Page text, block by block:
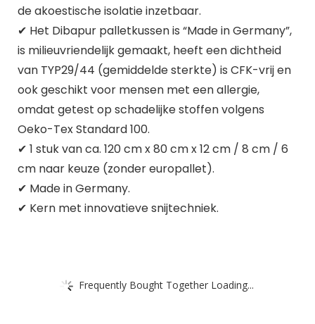
de akoestische isolatie inzetbaar.
✔ Het Dibapur palletkussen is “Made in Germany”,
is milieuvriendelijk gemaakt, heeft een dichtheid
van TYP29/44 (gemiddelde sterkte) is CFK-vrij en
ook geschikt voor mensen met een allergie,
omdat getest op schadelijke stoffen volgens
Oeko-Tex Standard 100.
✔ 1 stuk van ca. 120 cm x 80 cm x 12 cm / 8 cm / 6
cm naar keuze (zonder europallet).
✔ Made in Germany.
✔ Kern met innovatieve snijtechniek.
Frequently Bought Together Loading...